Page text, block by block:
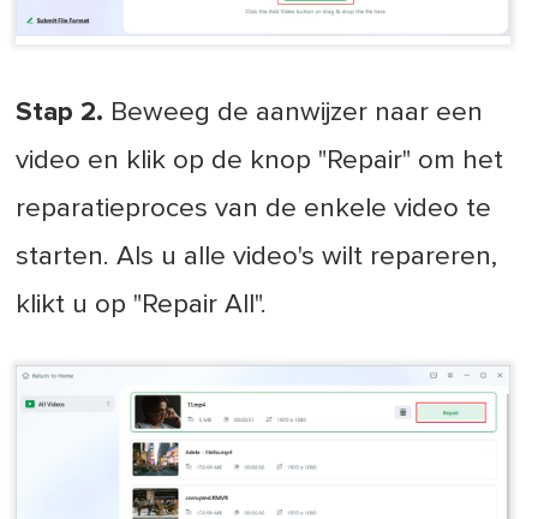
Stap 2. Beweeg de aanwijzer naar een
video en klik op de knop "Repair" om het
reparatieproces van de enkele video te
starten. Als u alle video's wilt repareren,
klikt u op "Repair All".